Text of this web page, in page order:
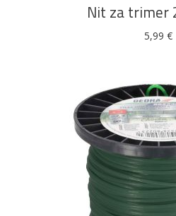
Nit za trimer
5,99 €